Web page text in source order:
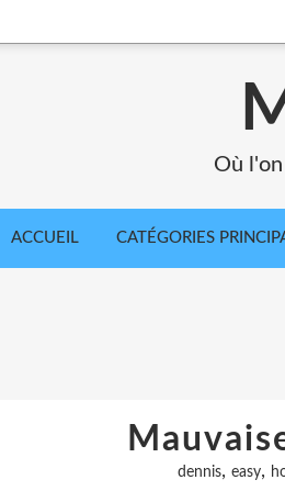
Où
ACCUEIL CATÉGORIES
dennis, easy,